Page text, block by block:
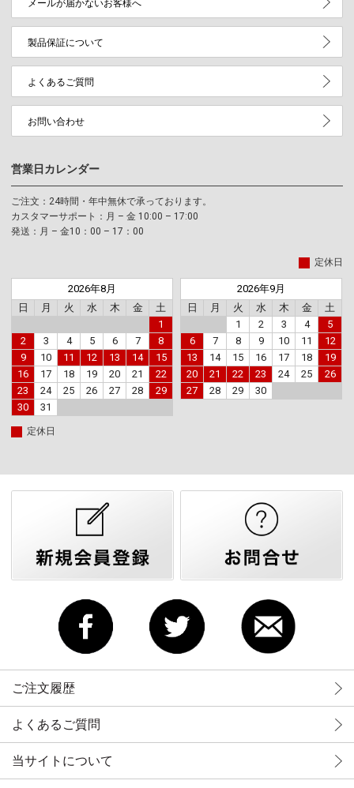
メールが届かないお客様へ
製品保証について
よくあるご質問
お問い合わせ
営業日カレンダー
ご注文：24時間・年中無休で承っております。
カスタマーサポート：月 – 金 10:00 – 17:00
発送：月 – 金10：00 – 17：00
定休日
2026年8月
日
月 火 水 木 金
土
1
2
3 4 5 6 7
8
9
10 11 12 13 14
15
16
17 18 19 20 21
22
23
24 25 26 27 28
29
30
31
2026年9月
日
月 火 水 木 金
土
1
2 3 4
5
6
7 8 9 10 11
12
13
14 15 16 17 18
19
20
21 22 23 24 25
26
27
28 29 30
定休日
ご注文履歴
よくあるご質問
当サイトについて